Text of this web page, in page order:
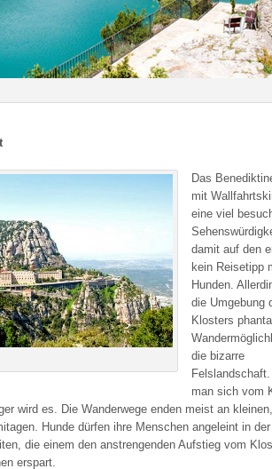
Das
mit
eine viel
damit auf den
kein Reisetipp
Hunden.
die Umgebung
Klosters
die bizarre
man sich vom
wird es. Die Wanderwege enden meist an kleinen,
Hunde dürfen ihre Menschen angeleint in der
die einem den anstrengenden Aufstieg vom
erspart.